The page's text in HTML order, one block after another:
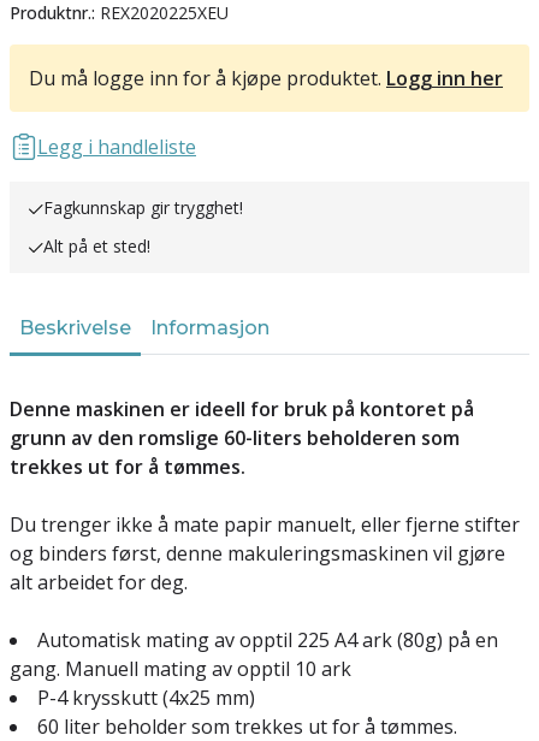
Produktnr.: REX2020225XEU
Du må logge inn for å kjøpe produktet. Logg inn her
Legg i handleliste
Fagkunnskap gir trygghet!
Alt på et sted!
Beskrivelse Informasjon
Denne maskinen er ideell for bruk på kontoret på
grunn av den romslige 60-liters beholderen som
trekkes ut for å tømmes.
Du trenger ikke å mate papir manuelt, eller fjerne stifter
og binders først, denne makuleringsmaskinen vil gjøre
alt arbeidet for deg.
Automatisk mating av opptil 225 A4 ark (80g) på en
gang. Manuell mating av opptil 10 ark
P-4 krysskutt (4x25 mm)
60 liter beholder som trekkes ut for å tømmes.